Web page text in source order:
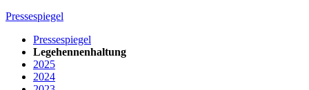
Pressespiegel
Pressespiegel
Legehennenhaltung
2025
2024